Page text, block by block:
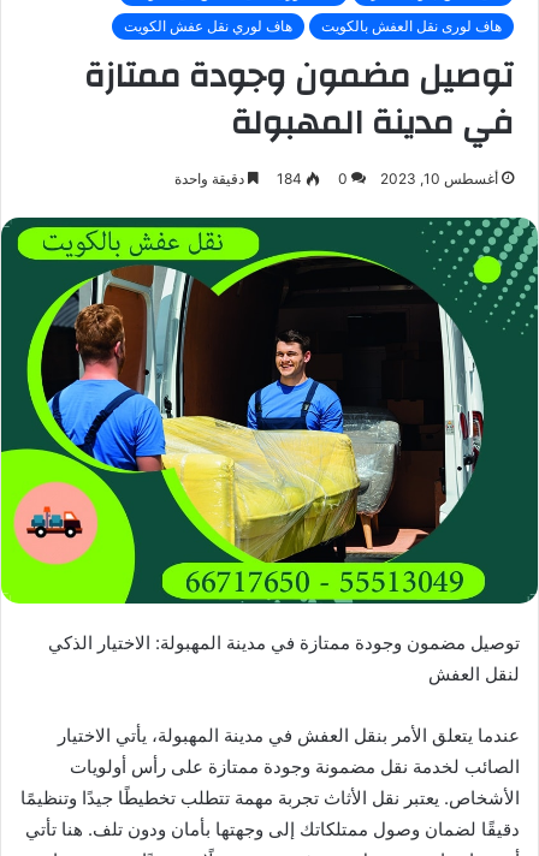
هاف لورى نقل العفش بالكويت
هاف لوري نقل عفش الكويت
توصيل مضمون وجودة ممتازة
في مدينة المهبولة
أغسطس 10, 2023 0
184 دقيقة واحدة
توصيل مضمون وجودة ممتازة في مدينة المهبولة: الاختيار الذكي
لنقل العفش
عندما يتعلق الأمر بنقل العفش في مدينة المهبولة، يأتي الاختيار
الصائب لخدمة نقل مضمونة وجودة ممتازة على رأس أولويات
الأشخاص. يعتبر نقل الأثاث تجربة مهمة تتطلب تخطيطًا جيدًا وتنظيمًا
دقيقًا لضمان وصول ممتلكاتك إلى وجهتها بأمان ودون تلف. هنا تأتي